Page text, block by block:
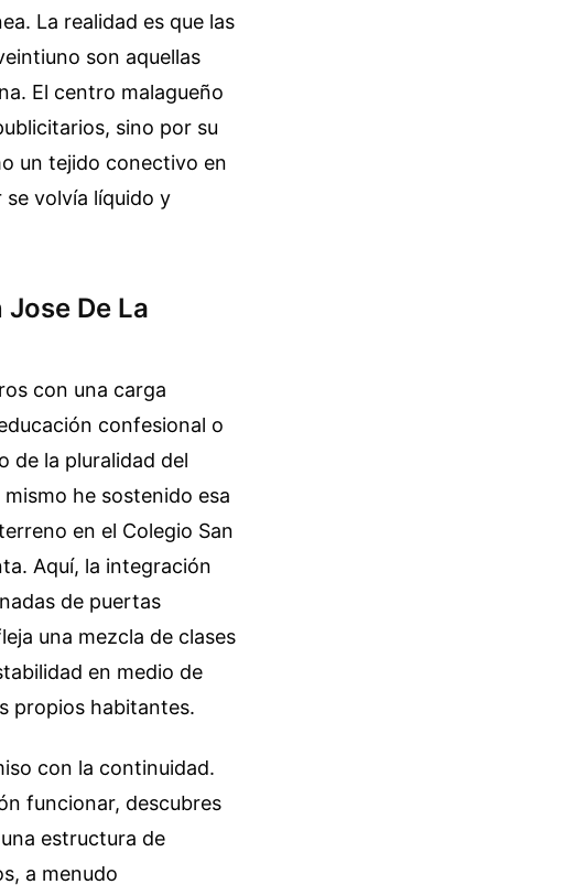
La realidad es que las
son aquellas
El centro malagueño
sino por su
un tejido conectivo en
volvía líquido y
De La
con una carga
confesional o
de la pluralidad del
he sostenido esa
en el Colegio San
Aquí, la integración
de puertas
una mezcla de clases
en medio de
propios habitantes.
con la continuidad.
funcionar, descubres
estructura de
a menudo